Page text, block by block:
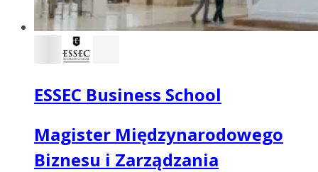
ESSEC Business School
Magister Międzynarodowego
Biznesu i Zarządzania